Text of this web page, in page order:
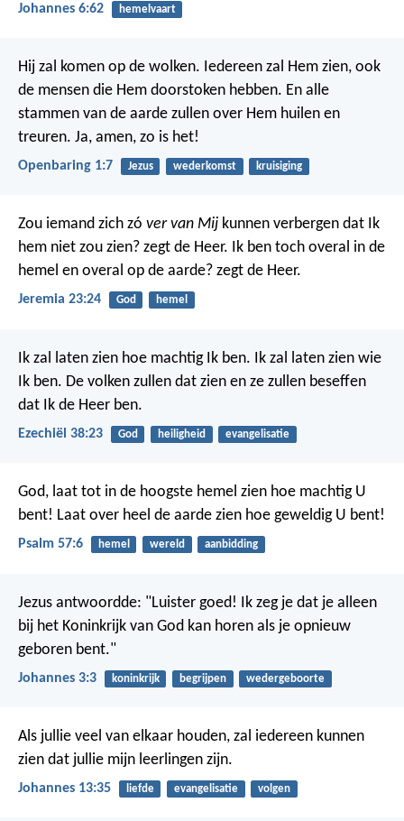
Johannes 6:62 hemelvaart
Hij zal komen op de wolken. Iedereen zal Hem zien, ook
de mensen die Hem doorstoken hebben. En alle
stammen van de aarde zullen over Hem huilen en
treuren. Ja, amen, zo is het!
Openbaring 1:7 Jezus wederkomst kruisiging
Zou iemand zich zó ver van Mij kunnen verbergen dat Ik
hem niet zou zien? zegt de Heer. Ik ben toch overal in de
hemel en overal op de aarde? zegt de Heer.
Jeremia 23:24 God hemel
Ik zal laten zien hoe machtig Ik ben. Ik zal laten zien wie
Ik ben. De volken zullen dat zien en ze zullen beseffen
dat Ik de Heer ben.
Ezechiël 38:23 God heiligheid evangelisatie
God, laat tot in de hoogste hemel zien hoe machtig U
bent! Laat over heel de aarde zien hoe geweldig U bent!
Psalm 57:6 hemel wereld aanbidding
Jezus antwoordde: "Luister goed! Ik zeg je dat je alleen
bij het Koninkrijk van God kan horen als je opnieuw
geboren bent."
Johannes 3:3 koninkrijk begrijpen wedergeboorte
Als jullie veel van elkaar houden, zal iedereen kunnen
zien dat jullie mijn leerlingen zijn.
Johannes 13:35 liefde evangelisatie volgen